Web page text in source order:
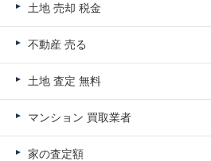
土地 売却 税金
不動産 売る
土地 査定 無料
マンション 買取業者
家の査定額